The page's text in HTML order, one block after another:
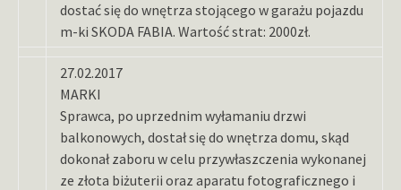
dostać się do wnętrza stojącego w garażu pojazdu
m-ki SKODA FABIA. Wartość strat: 2000zł.
27.02.2017
MARKI
Sprawca, po uprzednim wyłamaniu drzwi
balkonowych, dostał się do wnętrza domu, skąd
dokonał zaboru w celu przywłaszczenia wykonanej
ze złota biżuterii oraz aparatu fotograficznego i